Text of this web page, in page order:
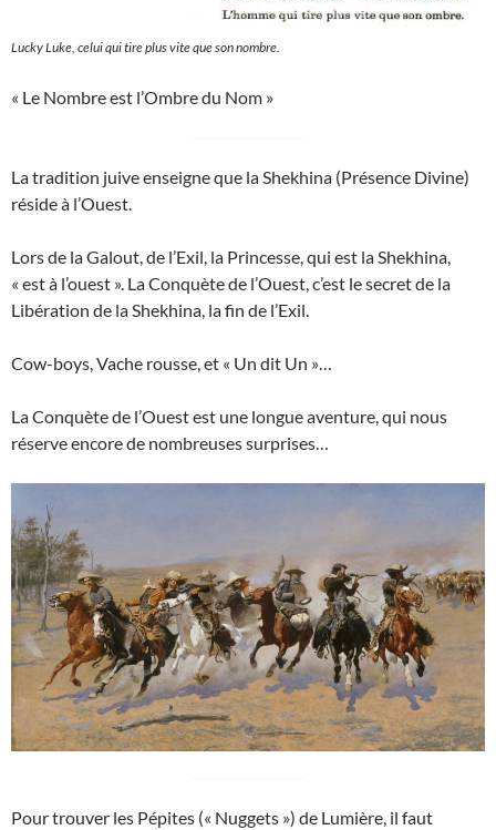
Lucky Luke, celui qui tire plus vite que son nombre.
« Le Nombre est l’Ombre du Nom »
La tradition juive enseigne que la Shekhina (Présence Divine)
réside à l’Ouest.
Lors de la Galout, de l’Exil, la Princesse, qui est la Shekhina,
« est à l’ouest ». La Conquète de l’Ouest, c’est le secret de la
Libération de la Shekhina, la fin de l’Exil.
Cow-boys, Vache rousse, et « Un dit Un »…
La Conquète de l’Ouest est une longue aventure, qui nous
réserve encore de nombreuses surprises…
Pour trouver les Pépites (« Nuggets ») de Lumière, il faut